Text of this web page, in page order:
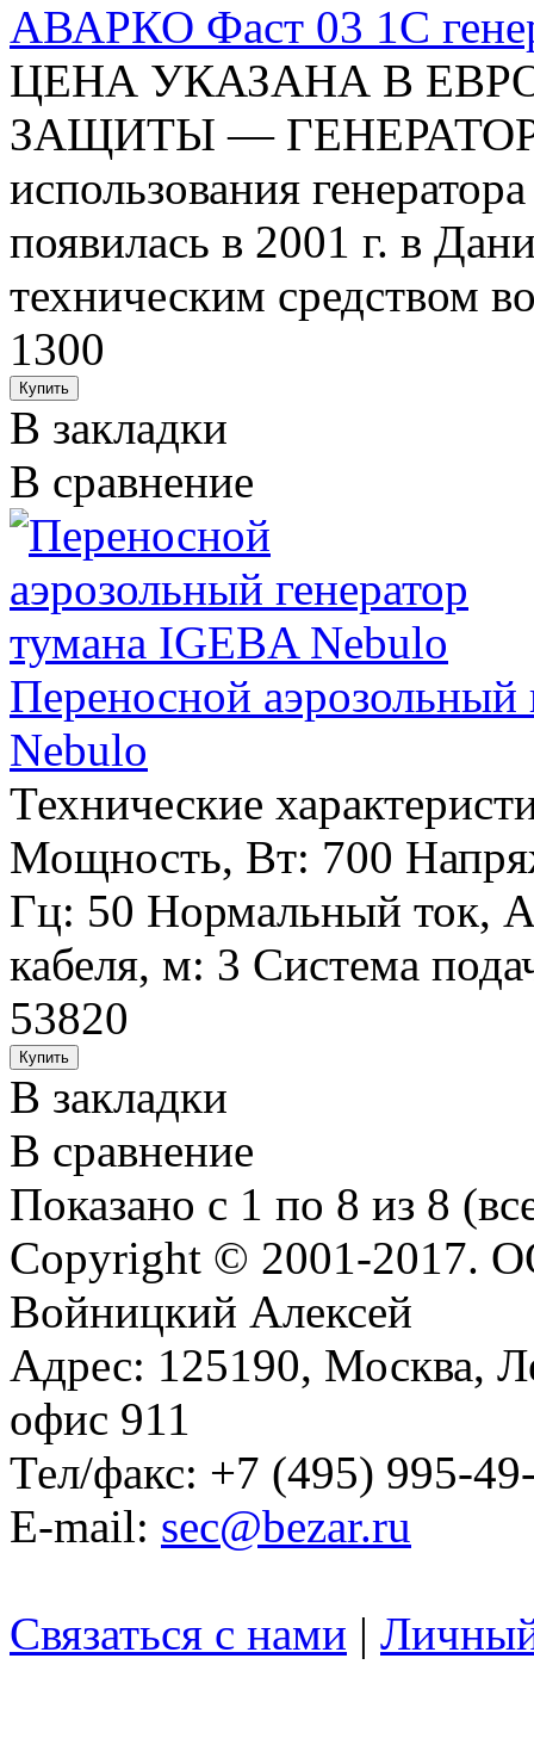
АВАРКО Фаст 03 1C
ЦЕНА УКАЗАНА В
ЗАЩИТЫ —
использования
появилась в 2001 г. в
техническим средством
1300
В закладки
В сравнение
Переносной аэрозольный
Nebulo
Технические
Мощность, Вт: 700
Гц: 50 Нормальный ток,
кабеля, м: 3 Система
53820
В закладки
В сравнение
Показано с 1 по 8 из 8
Copyright © 2001-2017.
Войницкий Алексей
Адрес: 125190, Москва,
офис 911
Тел/факс: +7 (495) 995-
E-mail: sec@bezar.ru
Связаться с нами |